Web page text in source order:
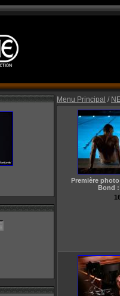
Menu Principal /
Première
Bond